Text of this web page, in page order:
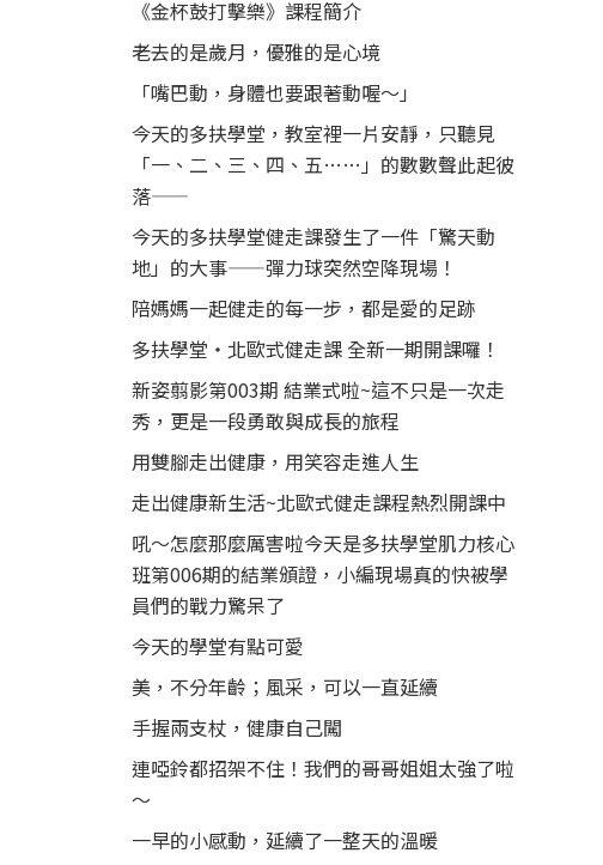
《金杯鼓打擊樂》課程簡介
老去的是歲月，優雅的是心境
「嘴巴動，身體也要跟著動喔～」
今天的多扶學堂，教室裡一片安靜，只聽見
「一、二、三、四、五……」的數數聲此起彼
落——
今天的多扶學堂健走課發生了一件「驚天動
地」的大事——彈力球突然空降現場！
陪媽媽一起健走的每一步，都是愛的足跡
多扶學堂・北歐式健走課 全新一期開課囉！
新姿翦影第003期 結業式啦~這不只是一次走
秀，更是一段勇敢與成長的旅程
用雙腳走出健康，用笑容走進人生
走出健康新生活~北歐式健走課程熱烈開課中
吼～怎麼那麼厲害啦今天是多扶學堂肌力核心
班第006期的結業頒證，小編現場真的快被學
員們的戰力驚呆了
今天的學堂有點可愛
美，不分年齡；風采，可以一直延續
手握兩支杖，健康自己闖
連啞鈴都招架不住！我們的哥哥姐姐太強了啦
～
一早的小感動，延續了一整天的溫暖